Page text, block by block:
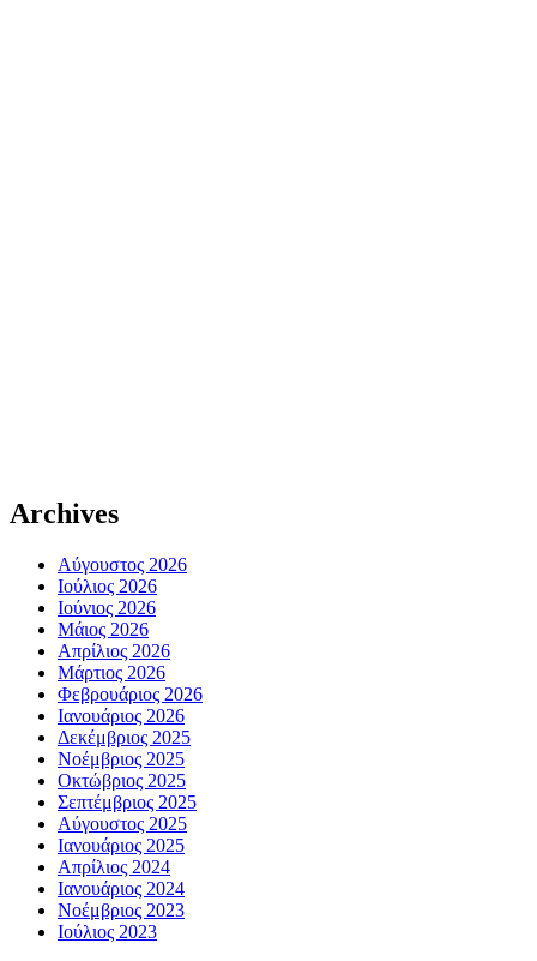
Archives
Αύγουστος 2026
Ιούλιος 2026
Ιούνιος 2026
Μάιος 2026
Απρίλιος 2026
Μάρτιος 2026
Φεβρουάριος 2026
Ιανουάριος 2026
Δεκέμβριος 2025
Νοέμβριος 2025
Οκτώβριος 2025
Σεπτέμβριος 2025
Αύγουστος 2025
Ιανουάριος 2025
Απρίλιος 2024
Ιανουάριος 2024
Νοέμβριος 2023
Ιούλιος 2023